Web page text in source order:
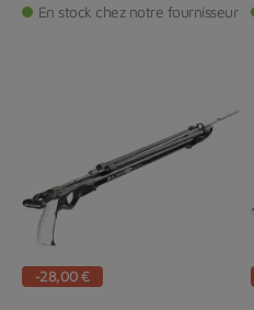
En stock chez notre fournisseur
-28,00 €